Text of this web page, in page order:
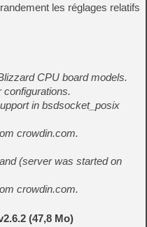
les réglages relatifs
CPU board models.
configurations.
in bsdsocket_posix
crowdin.com.
(server was started on
crowdin.com.
(47,8 Mo)